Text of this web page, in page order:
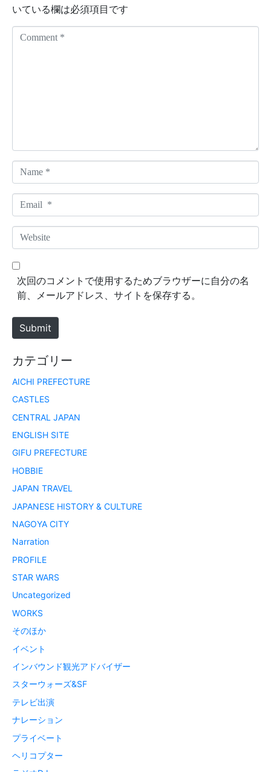
いている欄は必須項目です
a
m
*
m
a
*
W
e
b
e
次回のコメントで使用するためブラウザーに自分の名
前、メールアドレス、サイトを保存する。
Submit
カテゴリー
AICHI PREFECTURE
CASTLES
CENTRAL JAPAN
ENGLISH SITE
GIFU PREFECTURE
HOBBIE
JAPAN TRAVEL
JAPANESE HISTORY & CULTURE
NAGOYA CITY
Narration
PROFILE
STAR WARS
Uncategorized
WORKS
そのほか
イベント
インバウンド観光アドバイザー
スターウォーズ&SF
テレビ出演
ナレーション
プライベート
ヘリコプター